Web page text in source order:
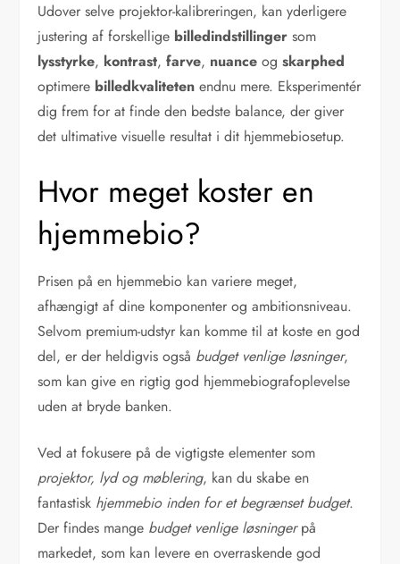
Udover selve projektor-kalibreringen, kan yderligere
justering af forskellige billedindstillinger som
lysstyrke, kontrast,farve, nuance ogskarphed
optimere billedkvaliteten endnu mere. Eksperimentér
dig frem for at finde den bedste balance, der giver
det ultimative visuelle resultat i dit hjemmebiosetup.
Hvor meget koster en
hjemmebio?
Prisen på en hjemmebio kan variere meget,
afhængigt af dine komponenter og ambitionsniveau.
Selvom premium-udstyr kan komme til at koste en god
del, er der heldigvis også budget venlige løsninger,
som kan give en rigtig god hjemmebiografoplevelse
uden at bryde banken.
Ved at fokusere på de vigtigste elementer som
projektor, lyd og møblering, kan du skabe en
fantastisk hjemmebio inden for et begrænset budget.
Der findes mange budget venlige løsningerpå
markedet, som kan levere en overraskende god